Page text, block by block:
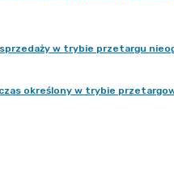
w trybie przetargu
określony w trybie